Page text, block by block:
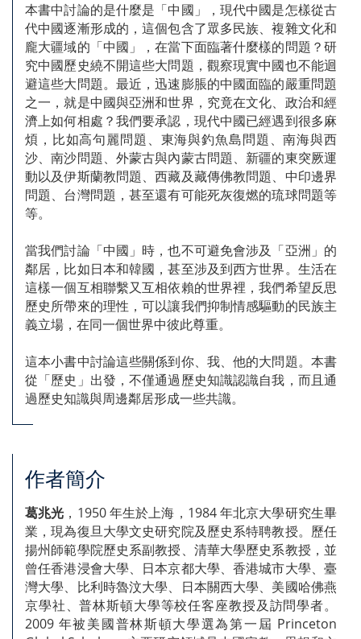
本書中討論的是什麼是「中國」，現代中國是怎樣從古
代中國逐漸形成的，這個包含了眾多民族、複雜文化和
龐大疆域的「中國」，在當下面臨著什麼樣的問題？研
究中國歷史繞不開這些大問題，觀察現實中國也不能迴
避這些大問題。最近，迅速膨脹的中國面臨的嚴重問題
之一，就是中國與亞洲和世界，究竟在文化、政治和經
濟上如何相處？我們要承認，現代中國已經遇到很多麻
煩，比如高句麗問題、東海與釣魚島問題、南海與西
沙、南沙問題、外蒙古與內蒙古問題、新疆的東突厥運
動以及伊斯蘭教問題、西藏及藏傳佛教問題、中印邊界
問題、台灣問題，甚至還有可能死灰復燃的琉球問題等
等。
當我們討論「中國」時，也不可避免會涉及「亞洲」的
鄰居，比如日本和韓國，甚至涉及到西方世界。生活在
這樣一個互相聯繫又互相依賴的世界裡，我們希望反思
歷史所帶來的理性，可以讓我們抑制情感驅動的民族主
義立場，在同一個世界中彼此尊重。
這本小書中討論這些關係到你、我、他的大問題。本書
從「歷史」出發，不僅通過歷史知識認識自我，而且通
過歷史知識與周邊鄰居形成一些共識。
作者簡介
葛兆光 ，1950 年生於上海，1984 年北京大學研究生畢
業，現為復旦大學文史研究院及歷史系特聘教授。歷任
揚州師範學院歷史系副教授、清華大學歷史系教授，並
曾任香港浸會大學、日本京都大學、香港城市大學、臺
灣大學、比利時魯汶大學、日本關西大學、美國哈佛燕
京學社、普林斯頓大學等校任客座教授及訪問學者。
2009 年被美國普林斯頓大學選為第一屆 Princeton